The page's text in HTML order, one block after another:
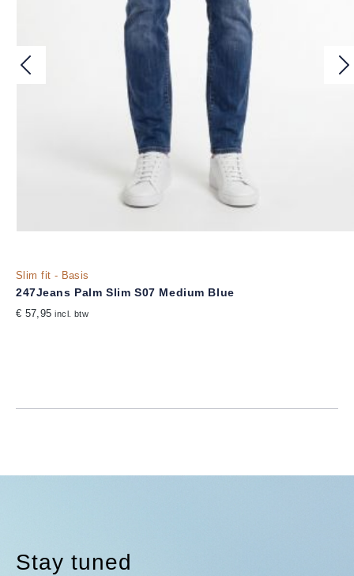
Slim fit - Basis
247Jeans Palm Slim S07 Medium Blue
€ 57,95incl. btw
Stay tuned